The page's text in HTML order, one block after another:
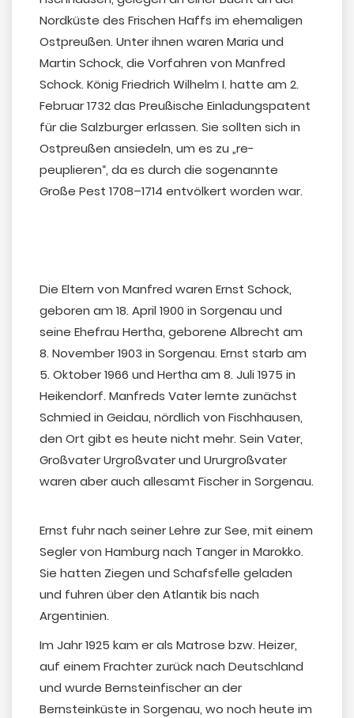
Nordküste des Frischen Haffs im ehemaligen
Ostpreußen. Unter ihnen waren Maria und
Martin Schock, die Vorfahren von Manfred
Schock. König Friedrich Wilhelm I. hatte am 2.
Februar 1732 das Preußische Einladungspatent
für die Salzburger erlassen. Sie sollten sich in
Ostpreußen ansiedeln, um es zu „re-
peuplieren“, da es durch die sogenannte
Große Pest 1708–1714 entvölkert worden war.
Die Eltern von Manfred waren Ernst Schock,
geboren am 18. April 1900 in Sorgenau und
seine Ehefrau Hertha, geborene Albrecht am
8. November 1903 in Sorgenau. Ernst starb am
5. Oktober 1966 und Hertha am 8. Juli 1975 in
Heikendorf. Manfreds Vater lernte zunächst
Schmied in Geidau, nördlich von Fischhausen,
den Ort gibt es heute nicht mehr. Sein Vater,
Großvater Urgroßvater und Ururgroßvater
waren aber auch allesamt Fischer in Sorgenau.
Ernst fuhr nach seiner Lehre zur See, mit einem
Segler von Hamburg nach Tanger in Marokko.
Sie hatten Ziegen und Schafsfelle geladen
und fuhren über den Atlantik bis nach
Argentinien.
Im Jahr 1925 kam er als Matrose bzw. Heizer,
auf einem Frachter zurück nach Deutschland
und wurde Bernsteinfischer an der
Bernsteinküste in Sorgenau, wo noch heute im